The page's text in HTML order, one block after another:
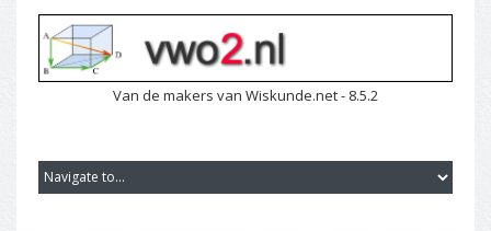
Van de makers van Wiskunde.net - 8.5.2